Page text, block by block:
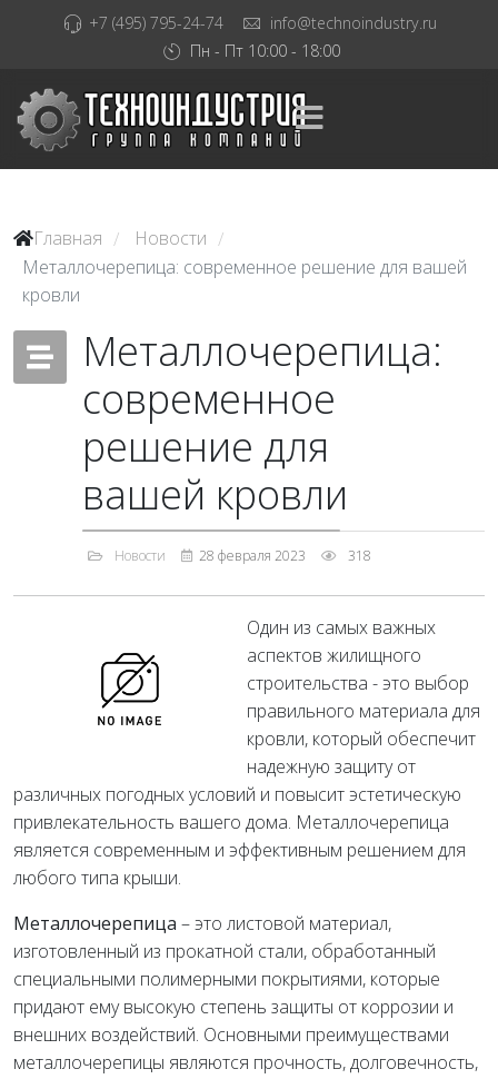
+7 (495) 795-24-74
info@technoindustry.ru
Пн - Пт 10:00 - 18:00
Главная / Новости /
Металлочерепица: современное решение для вашей
кровли
Металлочерепица:
современное
решение для
вашей кровли
Новости 28 февраля 2023 318
Один из самых важных
аспектов жилищного
строительства - это выбор
правильного материала для
кровли, который обеспечит
надежную защиту от
различных погодных условий и повысит эстетическую
привлекательность вашего дома. Металлочерепица
является современным и эффективным решением для
любого типа крыши.
Металлочерепица – это листовой материал,
изготовленный из прокатной стали, обработанный
специальными полимерными покрытиями, которые
придают ему высокую степень защиты от коррозии и
внешних воздействий. Основными преимуществами
металлочерепицы являются прочность, долговечность,